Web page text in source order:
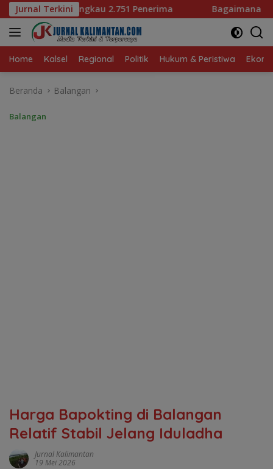
Langsung
ke
konten
Jurnal Terkini
Penerima Bagaimana KIP Hadapi Deepfake dan
Home Kalsel Regional Politik Hukum & Peristiwa
Beranda Balangan
Balangan
Harga Bapokting di Balangan
Relatif Stabil Jelang Iduladha
Jurnal Kalimantan
19 Mei 2026